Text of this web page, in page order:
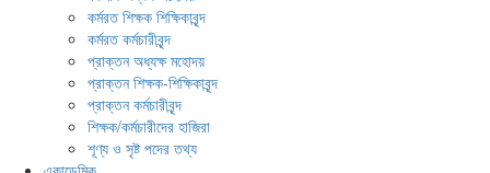
কর্মরত শিক্ষক শিক্ষিকাবৃন্দ
কর্মরত কর্মচারীবৃন্দ
প্রাক্তন অধ্যক্ষ মহোদয়
প্রাক্তন শিক্ষক-শিক্ষিকাবৃন্দ
প্রাক্তন কর্মচারীবৃন্দ
শিক্ষক/কর্মচারীদের হাজিরা
শূণ্য ও সৃষ্ট পদের তথ্য